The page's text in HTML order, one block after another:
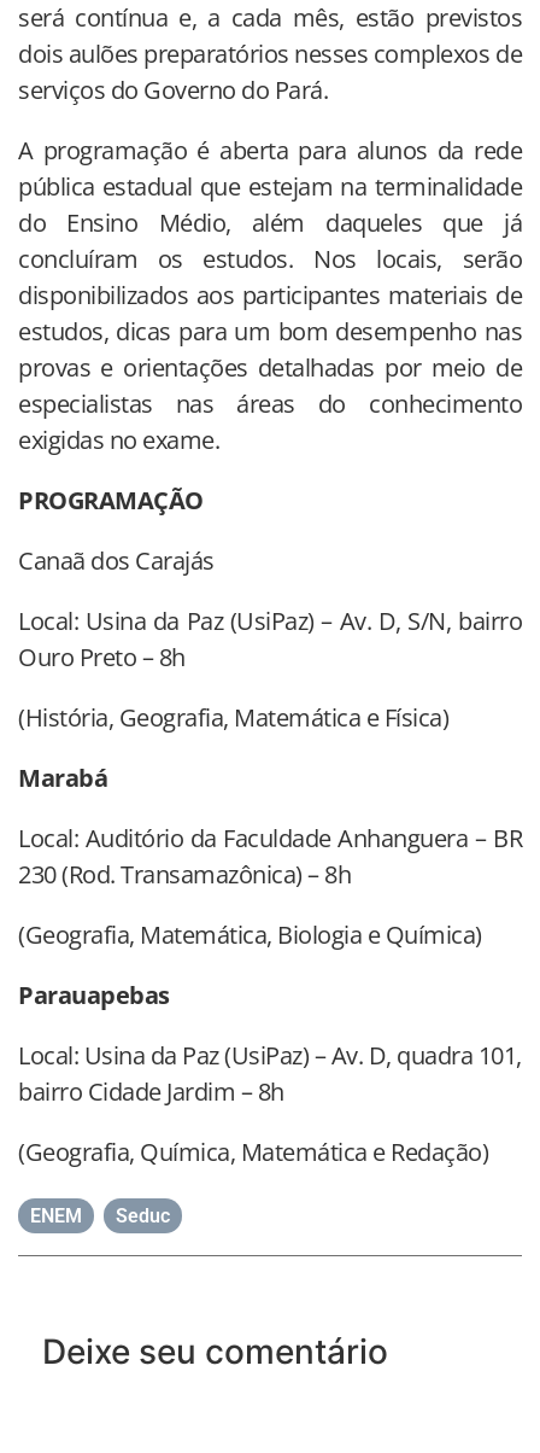
será contínua e, a cada mês, estão previstos
dois aulões preparatórios nesses complexos de
serviços do Governo do Pará.
A programação é aberta para alunos da rede
pública estadual que estejam na terminalidade
do Ensino Médio, além daqueles que já
concluíram os estudos. Nos locais, serão
disponibilizados aos participantes materiais de
estudos, dicas para um bom desempenho nas
provas e orientações detalhadas por meio de
especialistas nas áreas do conhecimento
exigidas no exame.
PROGRAMAÇÃO
Canaã dos Carajás
Local: Usina da Paz (UsiPaz) – Av. D, S/N, bairro
Ouro Preto – 8h
(História, Geografia, Matemática e Física)
Marabá
Local: Auditório da Faculdade Anhanguera – BR
230 (Rod. Transamazônica) – 8h
(Geografia, Matemática, Biologia e Química)
Parauapebas
Local: Usina da Paz (UsiPaz) – Av. D, quadra 101,
bairro Cidade Jardim – 8h
(Geografia, Química, Matemática e Redação)
ENEM Seduc
Deixe seu comentário